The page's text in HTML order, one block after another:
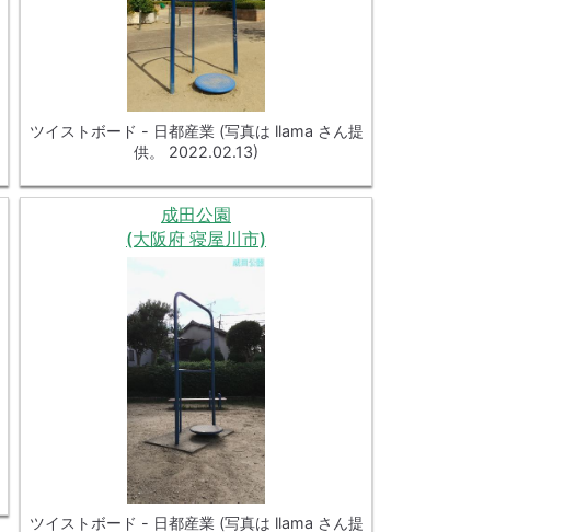
ツイストボード - 日都産業 (写真は llama さん提
供。 2022.02.13)
成田公園
(大阪府 寝屋川市)
ツイストボード - 日都産業 (写真は llama さん提